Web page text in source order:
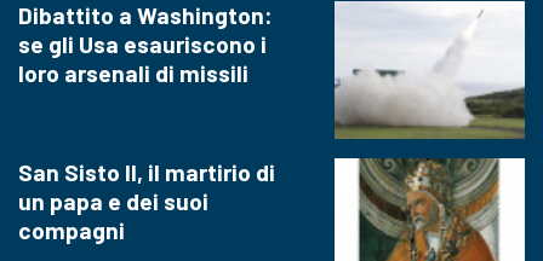
Dibattito a Washington:
se gli Usa esauriscono i
loro arsenali di missili
San Sisto II, il martirio di
un papa e dei suoi
compagni